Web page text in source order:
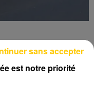
est notre priorité
sans accepter